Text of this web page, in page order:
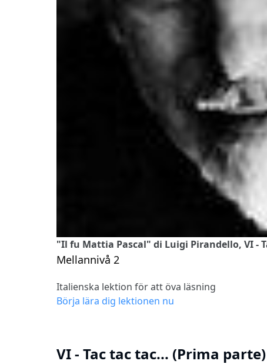
"Il fu Mattia Pascal" di Luigi Pirandello, VI -
Mellannivå 2
Italienska lektion för att öva läsning
Börja lära dig lektionen nu
VI - Tac tac tac... (Prima parte)